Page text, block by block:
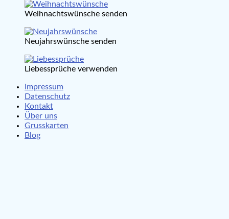
Weihnachtswünsche senden
Neujahrswünsche senden
Liebessprüche verwenden
Impressum
Datenschutz
Kontakt
Über uns
Grusskarten
Blog